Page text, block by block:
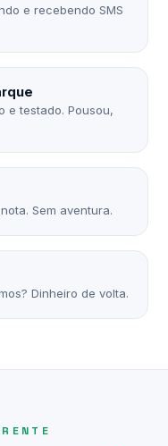
e recebendo SMS
e testado. Pousou,
Sem aventura.
Dinheiro de volta.